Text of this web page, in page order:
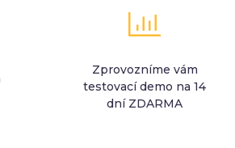
Zprovozníme vám
testovací demo na 14
dní ZDARMA